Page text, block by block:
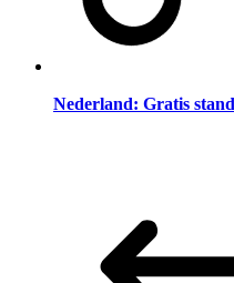
Nederland: Gratis